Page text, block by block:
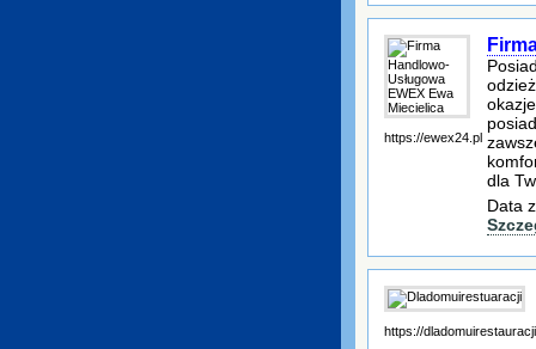
https://ewex24.pl
dla
Data
https://